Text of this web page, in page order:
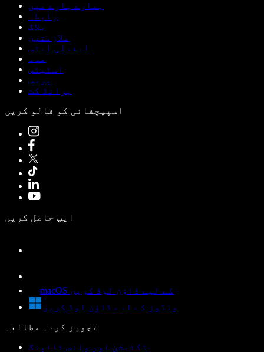
ہمارے بارے میں
رابطہ
بلاگ
ملازمتیں
ایفیلی ایٹس
مدد
اسٹیٹس
پریس
برانڈ کٹ
اسپیچفائی کو فالو کریں
ایپ حاصل کریں
macOS کے لیے ڈاؤن لوڈ کریں
ونڈوز کے لیے ڈاؤن لوڈ کریں
تجویز کردہ مطالعہ
ڈکٹیشن اور وائس ٹائپنگ